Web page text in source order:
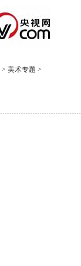
> 美术专题 >